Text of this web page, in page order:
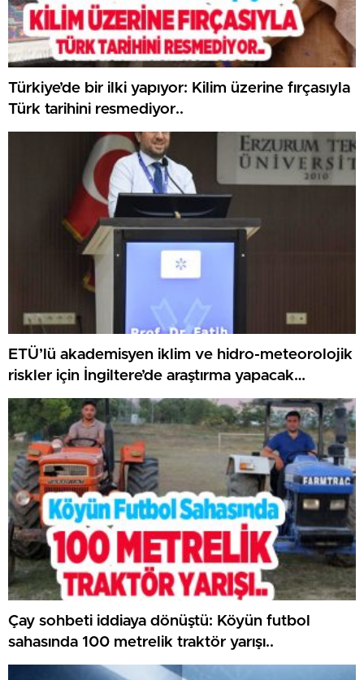
Türkiye’de bir ilki yapıyor: Kilim üzerine fırçasıyla
Türk tarihini resmediyor..
ETÜ’lü akademisyen iklim ve hidro-meteorolojik
riskler için İngiltere’de araştırma yapacak…
Çay sohbeti iddiaya dönüştü: Köyün futbol
sahasında 100 metrelik traktör yarışı..